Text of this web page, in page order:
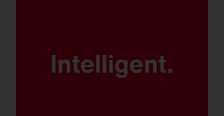
SITECO iQ für maximale Kontrolle,
Effizienz und Flexibilität.